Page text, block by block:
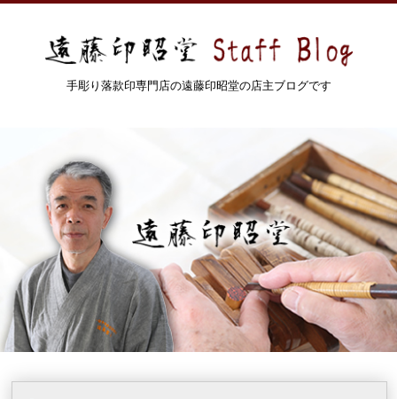
手彫り落款印専門店の遠藤印昭堂の店主ブログです